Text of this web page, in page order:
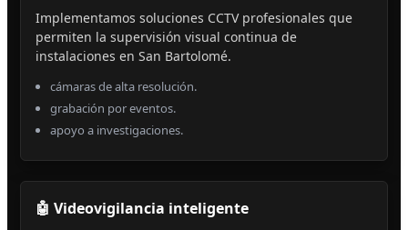
Implementamos soluciones CCTV profesionales que
permiten la supervisión visual continua de
instalaciones en San Bartolomé.
cámaras de alta resolución.
grabación por eventos.
apoyo a investigaciones.
🤖 Videovigilancia inteligente